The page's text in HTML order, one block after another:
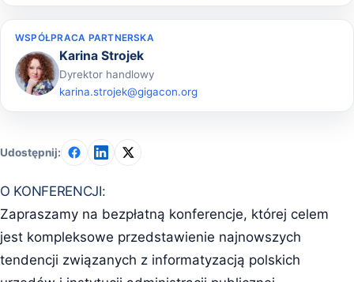
Udostępnij:
O KONFERENCJI:
Zapraszamy na bezpłatną konferencje, której celem
jest kompleksowe przedstawienie najnowszych
tendencji związanych z informatyzacją polskich
WSPÓŁPRACA PARTNERSKA
Karina Strojek
Dyrektor handlowy
karina.strojek@gigacon.org